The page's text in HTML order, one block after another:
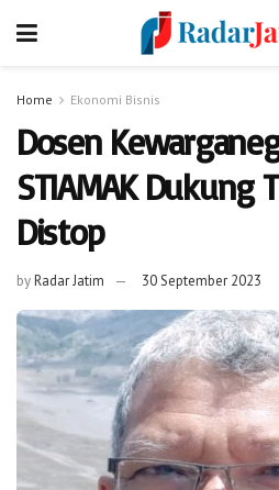
Home Ekonomi Bisnis
Dosen
STIAMAK Dukung
Distop
byRadar Jatim 30 September 2023